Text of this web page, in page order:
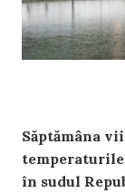
Săptămâna
temperaturile
în sudul